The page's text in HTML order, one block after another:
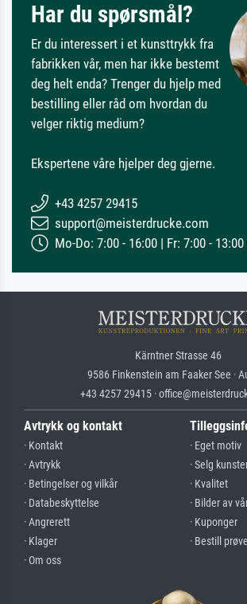
Har du spørsmål?
Er du interessert i et kunsttrykk fra
fabrikken vår, men har ikke bestemt
deg helt enda? Trenger du hjelp med
bestilling eller råd om hvordan du
velger riktig medium?
Ekspertene våre hjelper deg gjerne.
+43 4257 29415
support@meisterdrucke.com
Mo-Do: 7:00 - 16:00 | Fr: 7:00 - 13:00
Kärntner Strasse 46
9586 Finkenstein am Faaker See ·
+43 4257 29415 ·
Avtrykk og kontakt
· Kontakt
· Avtrykk
· Betingelser og vilkår
· Databeskyttelse
· Angrerett
· Klager
· Om oss
· Eget motiv
· Selg
· Kvalitet
· Bilder av
· Kuponger
· Bestill prøve